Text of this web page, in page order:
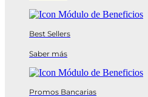
Best Sellers
Saber más
Promos Bancarias